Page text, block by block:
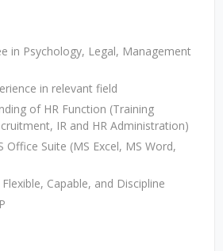
in Psychology, Legal, Management
in relevant field
of HR Function (Training
IR and HR Administration)
Office Suite (MS Excel, MS Word,
Capable, and Discipline